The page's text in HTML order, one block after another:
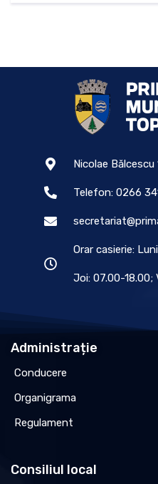
Nicolae Bălcescu
Telefon: 0266
Orar casierie:
Joi: 07.00-18.00;
Administrație
Conducere
Organigrama
Regulament
Consiliul local